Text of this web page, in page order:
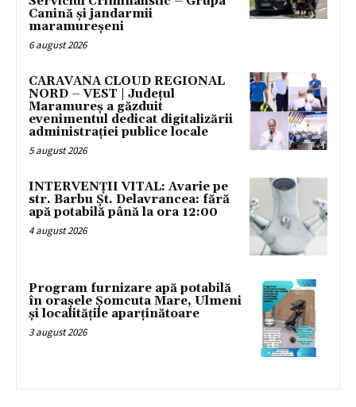
Canină și jandarmii
maramureșeni
6 august 2026
CARAVANA CLOUD REGIONAL
NORD – VEST | Județul
Maramureș a găzduit
evenimentul dedicat digitalizării
administrației publice locale
5 august 2026
INTERVENȚII VITAL: Avarie pe
str. Barbu Șt. Delavrancea: fără
apă potabilă până la ora 12:00
4 august 2026
Program furnizare apă potabilă
în orașele Șomcuta Mare, Ulmeni
și localitățile aparținătoare
3 august 2026